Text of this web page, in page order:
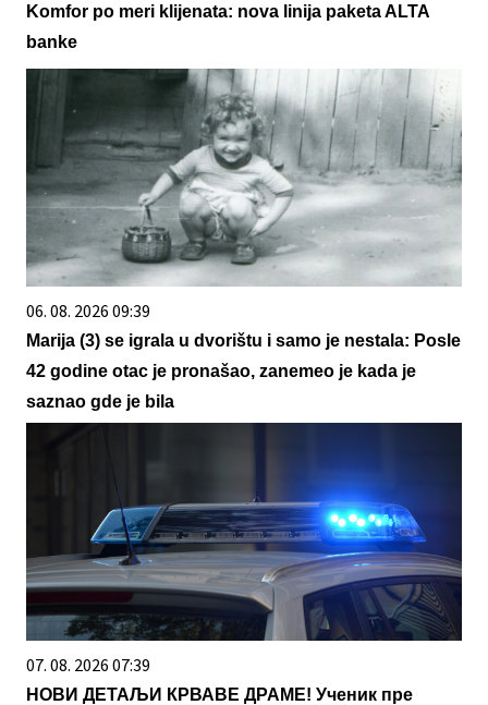
Komfor po meri klijenata: nova linija paketa ALTA
banke
06. 08. 2026 09:39
Marija (3) se igrala u dvorištu i samo je nestala: Posle
42 godine otac je pronašao, zanemeo je kada je
saznao gde je bila
07. 08. 2026 07:39
НОВИ ДЕТАЉИ КРВАВЕ ДРАМЕ! Ученик пре